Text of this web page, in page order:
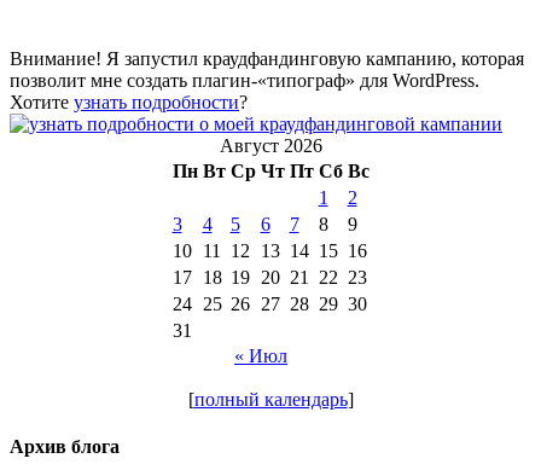
Внимание! Я запустил краудфандинговую кампанию, которая
позволит мне создать плагин-«типограф» для WordPress.
Хотите узнать подробности?
Август 2026
Пн Вт Ср Чт Пт Сб Вс
1
2
3
4 5 6 7 8
9
10
11 12 13 14 15 16
17
18 19 20 21 22 23
24
25 26 27 28 29 30
31
« Июл
[полный календарь]
Архив блога